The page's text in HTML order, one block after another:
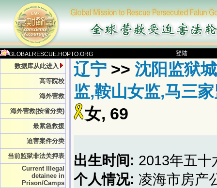
GLOBALRESCUE.HOPTO.ORG 登陆
数据库从此进入
高等院校
海外营救
海外营救(按省分类)
最紧急救援
迫害案件分类
当前监狱非法关押表
Current Illegal
detainee in
Prison/Camps
辽宁 >> 沈阳监狱
监,鞍山女监,马三
女, 69
出生时间: 2013年五十
个人情况: 凌海市房产